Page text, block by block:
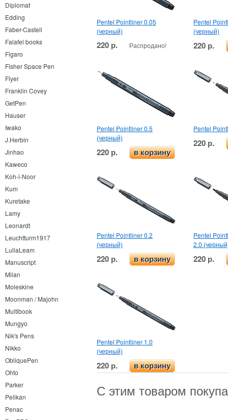
Diplomat
Edding
Faber-Castell
Falafel books
Figaro
Fisher Space Pen
Flyer
Franklin Covey
GetPen
Hauser
Iwako
J.Herbin
Jinhao
Kaweco
Koh-i-Noor
Kum
Kuretake
Lamy
Leonardt
Leuchtturm1917
LullaLeam
Manuscript
Milan
Moleskine
Moonman / Majohn
Multibook
Mungyo
Nik's Pens
Nikko
ObliquePen
Ohto
Parker
Pelikan
Penac
Pentel Pointliner 0.05
(черный)
220 р. Распродано!
Pentel
(черный)
220 р.
Pentel Pointliner 0.5
(черный)
220 р. в корзину
Pentel
220 р.
Pentel Pointliner 0.2
(черный)
220 р. в корзину
Pentel
2.0
220 р.
Pentel Pointliner 1.0
(черный)
220 р. в корзину
С этим товаром